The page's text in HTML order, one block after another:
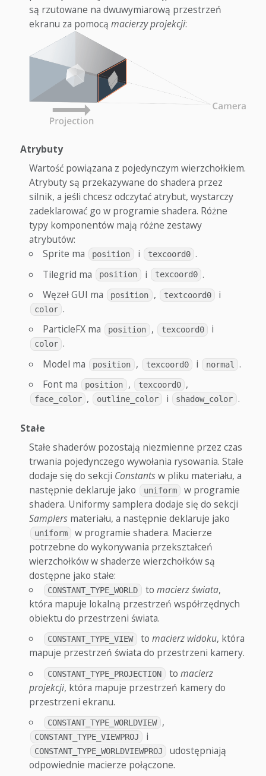
są rzutowane na dwuwymiarową przestrzeń
ekranu za pomocąmacierzy projekcji:
Atrybuty
Wartość powiązana z pojedynczym wierzchołkiem.
Atrybuty są przekazywane do shadera przez
silnik, a jeśli chcesz odczytać atrybut, wystarczy
zadeklarować go w programie shadera. Różne
typy komponentów mają różne zestawy
atrybutów:
Sprite ma
position i texcoord0 .
Tilegrid ma
position i texcoord0 .
Węzeł GUI ma
position , textcoord0 i
color .
ParticleFX ma
position , texcoord0 i
color .
Model ma
position , texcoord0 i normal
.
Font ma
position , texcoord0 ,
face_color , outline_color i shadow_color .
Stałe
Stałe shaderów pozostają niezmienne przez czas
trwania pojedynczego wywołania rysowania. Stałe
dodaje się do sekcji Constantsw pliku materiału, a
następnie deklaruje jako
uniform
w programie
shadera. Uniformy samplera dodaje się do sekcji
Samplers materiału, a następnie deklaruje jako
uniform
w programie shadera. Macierze
potrzebne do wykonywania przekształceń
wierzchołków w shaderze wierzchołków są
dostępne jako stałe:
CONSTANT_TYPE_WORLD to macierz świata,
która mapuje lokalną przestrzeń współrzędnych
obiektu do przestrzeni świata.
CONSTANT_TYPE_VIEW to macierz widoku, która
mapuje przestrzeń świata do przestrzeni kamery.
CONSTANT_TYPE_PROJECTION to macierz
projekcji, która mapuje przestrzeń kamery do
przestrzeni ekranu.
CONSTANT_TYPE_WORLDVIEW ,
CONSTANT_TYPE_VIEWPROJ i
CONSTANT_TYPE_WORLDVIEWPROJ
udostępniają
odpowiednie macierze połączone.